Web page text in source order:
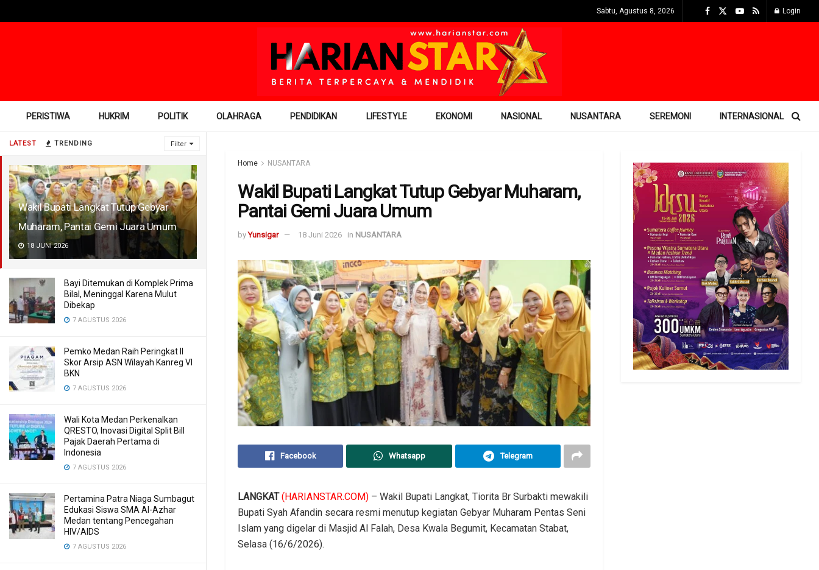
LATEST TRENDING Filter
Wakil Bupati Langkat Tutup Gebyar
Muharam, Pantai Gemi Juara Umum
18 JUNI 2026
Bayi Ditemukan di Komplek Prima
Bilal, Meninggal Karena Mulut
Dibekap
7 AGUSTUS 2026
Pemko Medan Raih Peringkat II
Skor Arsip ASN Wilayah Kanreg VI
BKN
7 AGUSTUS 2026
Wali Kota Medan Perkenalkan
QRESTO, Inovasi Digital Split Bill
Pajak Daerah Pertama di
Indonesia
7 AGUSTUS 2026
Pertamina Patra Niaga Sumbagut
Edukasi Siswa SMA Al-Azhar
Medan tentang Pencegahan
HIV/AIDS
7 AGUSTUS 2026
Sabtu, Agustus 8, 2026 Login
PERISTIWA HUKRIM POLITIK OLAHRAGA PENDIDIKAN LIFESTYLE EKONOMI NASIONAL NUSANTARA SEREMONI INTERNASIONAL
Home NUSANTARA
Wakil Bupati Langkat Tutup Gebyar Muharam,
Pantai Gemi Juara Umum
by Yunsigar 18 Juni 2026 in NUSANTARA
Facebook Whatsapp Telegram
LANGKAT(HARIANSTAR.COM) – Wakil Bupati Langkat, Tiorita Br Surbakti mewakili
Bupati Syah Afandin secara resmi menutup kegiatan Gebyar Muharam Pentas Seni
Islam yang digelar di Masjid Al Falah, Desa Kwala Begumit, Kecamatan Stabat,
Selasa (16/6/2026).